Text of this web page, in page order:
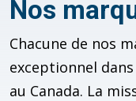
Nos
Chacune de nos
exceptionnel
au Canada. La